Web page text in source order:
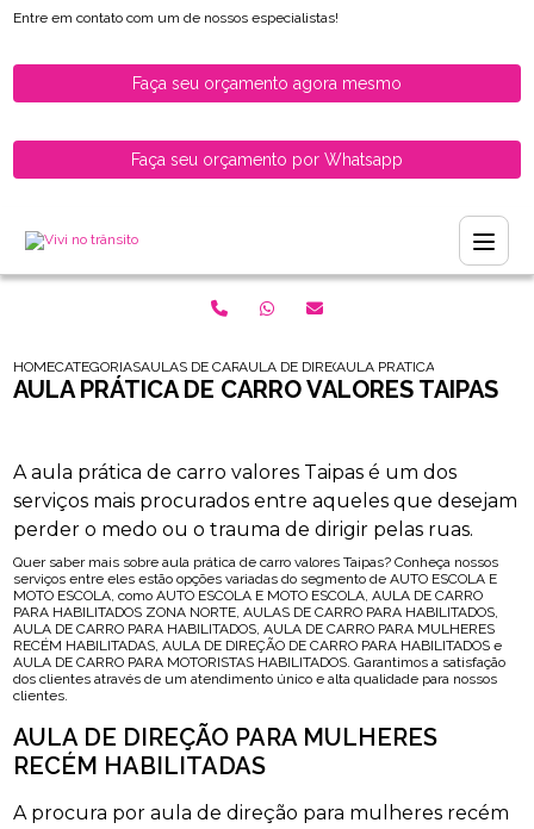
Entre em contato com um de nossos especialistas!
Faça seu orçamento agora mesmo
Faça seu orçamento por Whatsapp
HOMECATEGORIASAULAS DE CARRO PARA HABILITADOS
AULA DE DIRECAO PARA MOTORISTAS
AULA PRATICA DE CARRO
AULA PRÁTICA DE CARRO VALORES TAIPAS
A aula prática de carro valores Taipas é um dos
serviços mais procurados entre aqueles que desejam
perder o medo ou o trauma de dirigir pelas ruas.
Quer saber mais sobre aula prática de carro valores Taipas? Conheça nossos
serviços entre eles estão opções variadas do segmento de AUTO ESCOLA E
MOTO ESCOLA, como AUTO ESCOLA E MOTO ESCOLA, AULA DE CARRO
PARA HABILITADOS ZONA NORTE, AULAS DE CARRO PARA HABILITADOS,
AULA DE CARRO PARA HABILITADOS, AULA DE CARRO PARA MULHERES
RECÉM HABILITADAS, AULA DE DIREÇÃO DE CARRO PARA HABILITADOS e
AULA DE CARRO PARA MOTORISTAS HABILITADOS. Garantimos a satisfação
dos clientes através de um atendimento único e alta qualidade para nossos
clientes.
AULA DE DIREÇÃO PARA MULHERES
RECÉM HABILITADAS
A procura por aula de direção para mulheres recém